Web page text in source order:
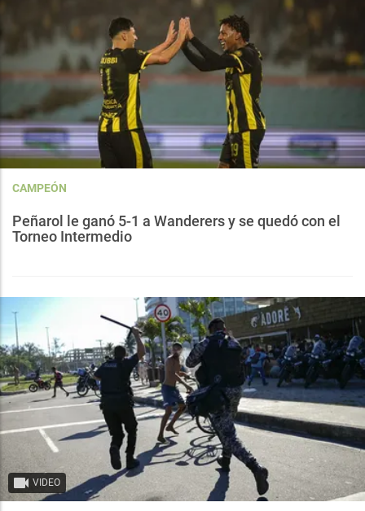
CAMPEÓN
Peñarol le ganó 5-1 a Wanderers y se quedó con el
Torneo Intermedio
VIDEO